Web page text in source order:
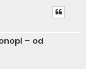
– od